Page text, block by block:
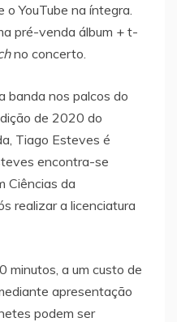
o YouTube na íntegra.
pré-venda álbum + t-
no concerto.
banda nos palcos do
de 2020 do
Tiago Esteves é
encontra-se
Ciências da
realizar a licenciatura
minutos, a um custo de
apresentação
podem ser